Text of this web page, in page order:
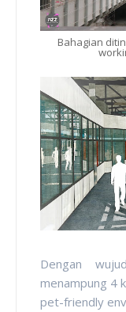
Bahagian
Dengan
menampung 4
pet-friendly